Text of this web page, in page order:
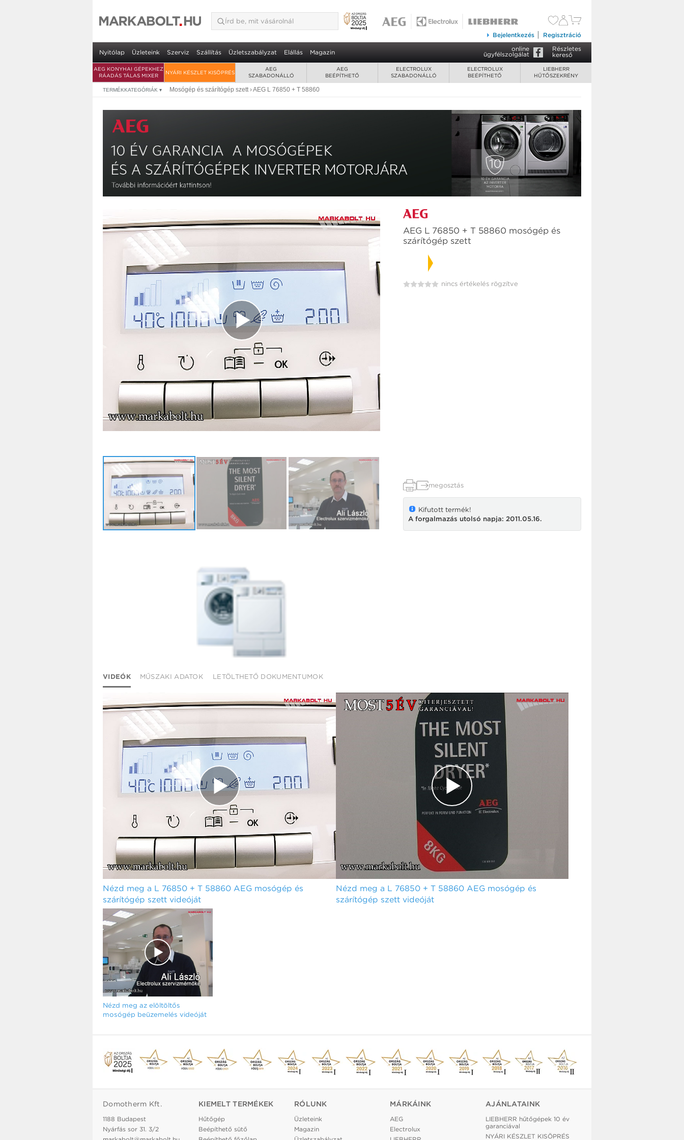
Bejelentkezés Regisztráció
Nyitólap Üzleteink Szerviz Szállítás Üzletszabályzat Elállás Magazin online
ügyfélszolgálat
Részletes
kereső
AEG KONYHAI GÉPEKHEZ
RÁADÁS TÁLAS MIXER
NYÁRI KÉSZLET KISÖPRÉS
AEG
SZABADONÁLLÓ
AEG
BEÉPÍTHETŐ
ELECTROLUX
SZABADONÁLLÓ
ELECTROLUX
BEÉPÍTHETŐ
LIEBHERR
HŰTŐSZEKRÉNY
TERMÉKKATEGÓRIÁK ▾ Mosógép és szárítógép szett›AEG L 76850 + T 58860
AEG L 76850 + T 58860 mosógép és
szárítógép szett
nincs értékelés rögzítve
megosztás
Kifutott termék!
A forgalmazás utolsó napja: 2011.05.16.
VIDEÓK MŰSZAKI ADATOK LETÖLTHETŐ DOKUMENTUMOK
Nézd meg a L 76850 + T 58860 AEG mosógép és
szárítógép szett videóját
Nézd meg a L 76850 + T 58860 AEG mosógép és
szárítógép szett videóját
Nézd meg az elöltöltős
mosógép beüzemelés videóját
Domotherm Kft.
1188 Budapest
Nyárfás sor 31. 3/2
KIEMELT TERMÉKEK
Hűtőgép
Beépíthető sütő
RÓLUNK
Üzleteink
Magazin
MÁRKÁINK
AEG
Electrolux
AJÁNLATAINK
LIEBHERR hűtőgépek 10 év
garanciával
NYÁRI KÉSZLET KISÖPRÉS